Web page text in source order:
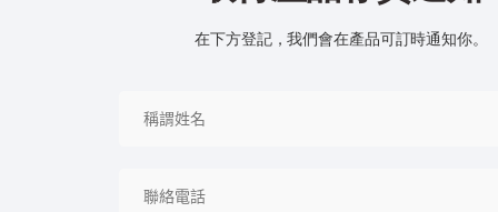
在下方登記，我們會在產品可訂時通知你。